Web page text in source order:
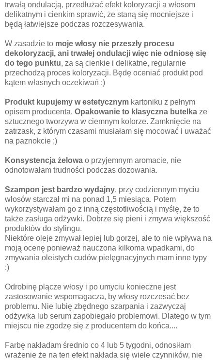
trwałą ondulacją, przedłużać efekt koloryzacji a włosom
delikatnym i cienkim sprawić, że staną się mocniejsze i
będą łatwiejsze podczas rozczesywania.
W zasadzie to moje włosy nie przeszły procesu
dekoloryzacji, ani trwałej ondulacji więc nie odniosę się
do tego punktu, za są cienkie i delikatne, regularnie
przechodzą proces koloryzacji. Będę oceniać produkt pod
kątem własnych oczekiwań :)
Produkt kupujemy w estetycznym kartoniku z pełnym
opisem producenta. Opakowanie to klasyczna butelka ze
sztucznego tworzywa w ciemnym kolorze. Zamknięcie na
zatrzask, z którym czasami musiałam się mocować i uważać
na paznokcie ;)
Konsystencja żelowa o przyjemnym aromacie, nie
odnotowałam trudności podczas dozowania.
Szampon jest bardzo wydajny, przy codziennym myciu
włosów starczał mi na ponad 1,5 miesiąca. Potem
wykorzystywałam go z inną częstotliwością i myślę, że to
także zasługa odżywki. Dobrze się pieni i zmywa większość
produktów do stylingu.
Niektóre oleje zmywał lepiej lub gorzej, ale to nie wpływa na
moją ocenę ponieważ nauczona kilkoma wpadkami, do
zmywania oleistych cudów pielęgnacyjnych mam inne typy
:)
Odrobinę plącze włosy i po umyciu konieczne jest
zastosowanie wspomagacza, by włosy rozczesać bez
problemu. Nie lubię zbędnego szarpania i zazwyczaj
odżywka lub serum zapobiegało problemowi. Dlatego w tym
miejscu nie zgodzę się z producentem do końca....
Farbę nakładam średnio co 4 lub 5 tygodni, odnosiłam
wrażenie że na ten efekt nakłada się wiele czynników, nie